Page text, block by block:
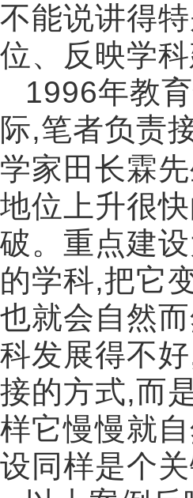
不能说讲得
位、反映学
1996年教
际,笔者负责
学家田长霖
地位上升很
破。重点建
的学科,把它
也就会自然
科发展得不好
接的方式,而
样它慢慢就
设同样是个关